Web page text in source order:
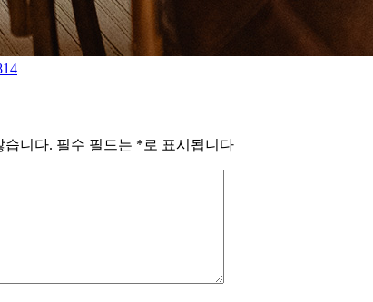
습니다. 필수 필드는 *로 표시됩니다